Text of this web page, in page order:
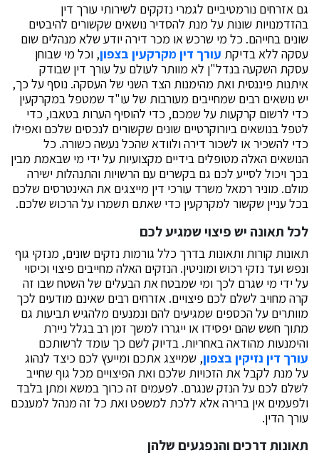
גם אזרחים נורמטיביים לגמרי נזקקים לשירותי עורך דין
בהזדמנויות שונות על מנת להסדיר נושאים שקשורים להיבטים
שונים בחייהם. כל מי שרכש או מכר דירה יודע שלא מנהלים שום
עסקה ללא בדיקת עורך דין מקרקעין בצפון, וכל מי שבוחן
עסקת השקעה בנדל"ן לא מוותר לעולם על עורך דין שבודק
איתנות פיננסית ואת מהימנות הצד השני של העסקה. נוסף על כך,
יש נושאים רבים שמחייבים מעורבות של עו"ד שמטפל במקרקעין
כדי לרשום קרקעות על שמכם, כדי להוסיף הערות בטאבו, כדי
לטפל בנושאים ביורוקרטיים שונים שקשורים לנכסים שלכם ואפילו
כדי להשכיר או לשכור דירה ולוודא שהכל נעשה כשורה. כל
הנושאים האלה מטופלים בידיים מקצועיות על ידי מי שבאמת מבין
בכך ויכול לסייע לכם גם בקשרים עם הרשויות והתנהלות ישירה
מולם. מוניר רמאל משרד עורכי דין מייצגים את האינטרסים שלכם
בכל עניין שקשור למקרקעין כדי שאתם תשמרו על הרכוש שלכם.
לכל תאונה יש פיצוי שמגיע לכם
תאונות קורות ותאונות בדרך כלל גורמות נזקים שונים, מנזקי גוף
ונפש ועד נזקי רכוש ומוניטין. הנזקים האלה מחייבים פיצוי וכיסוי
על ידי מי שגרם לכך ומי שמבטח את הבעלים של השטח שבו זה
קרה מחויב לשלם לכם פיצויים. אזרחים רבים שאינם מודעים לכך
מוותרים על הכספים שמגיעים להם ונמנעים מלהגיש תביעות גם
מתוך חשש שהם יפסידו או ייגררו למשך זמן רב בגלל ניירת
והימנעות מהודאה באחריות. בדיוק לשם כך עומד לרשותכם
עורך דין נזיקין בצפון, שמייצג אתכם ומייעץ לכם כיצד לנהוג
על מנת לקבל את הזכויות שלכם ואת הפיצויים מכל גוף שחייב
לשלם לכם על הנזק שנגרם. לפעמים זה כרוך במשא ומתן בלבד
ולפעמים אין ברירה אלא ללכת למשפט ואת כל זה מנהל למענכם
עורך הדין.
תאונות דרכים והנפגעים שלהן